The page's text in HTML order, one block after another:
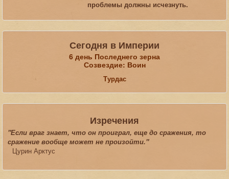
проблемы должны исчезнуть.
Сегодня в Империи
6 день Последнего зерна
Созвездие: Воин
Турдас
Изречения
"Если враг знает, что он проиграл, еще до сражения, то
сражение вообще может не произойти."
Цурин Арктус